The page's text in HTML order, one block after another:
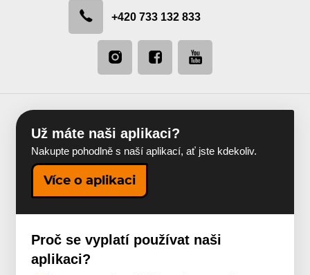
+420 733 132 833
Už máte naši aplikaci?
Nakupte pohodlně s naší aplikací, ať jste kdekoliv.
Více o aplikaci
Proč se vyplatí používat naši
aplikaci?